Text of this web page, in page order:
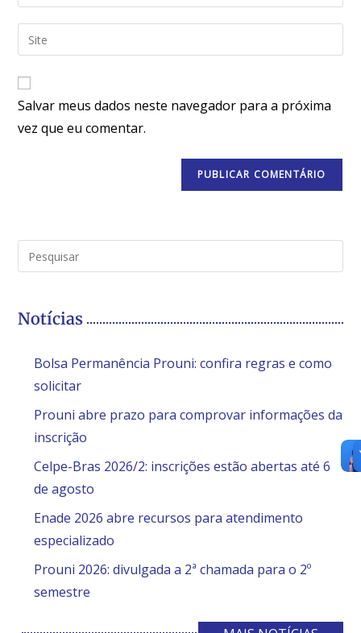
Salvar meus dados neste navegador para a próxima
vez que eu comentar.
Notícias
Bolsa Permanência Prouni: confira regras e como
solicitar
Prouni abre prazo para comprovar informações da
inscrição
Celpe-Bras 2026/2: inscrições estão abertas até 6
de agosto
Enade 2026 abre recursos para atendimento
especializado
Prouni 2026: divulgada a 2ª chamada para o 2º
semestre